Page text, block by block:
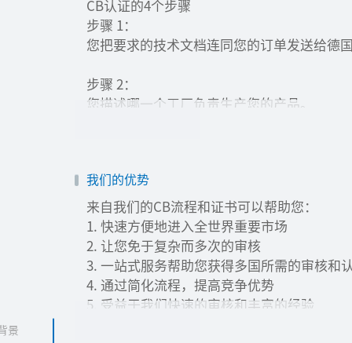
景
CB认证的4个步骤
步骤 1：
您把要求的技术文档连同您的订单发送给德国
步骤 2：
您描述哪一个工厂负责生产您的产品。
步骤 4：
我们准备一份CB报告，必要时还会包含具体
书。
我们还将提供签发或代理各国国家认证的服
我们的优势
来自我们的CB流程和证书可以帮助您：
1. 快速方便地进入全世界重要市场
2. 让您免于复杂而多次的审核
3. 一站式服务帮助您获得多国所需的审核和
4. 通过简化流程，提高竞争优势
5. 受益于我们快速的审核和丰富的经验